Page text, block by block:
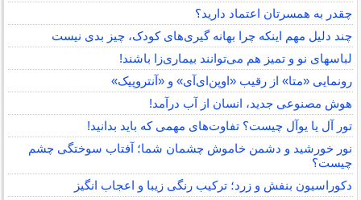
چقدر به همسرتان اعتماد دارید؟
چند دلیل مهم اینکه چرا بهانه گیری‌های کودک، چیز بدی نیست
لباس‎های نو و تمیز هم می‌توانند بیماری‌زا باشند!
رونمایی «متا» از رقیب «اوپن‌ای‌آی» و «آنتروپیک»
هوش مصنوعی جدید، انسان از آب درآمد!
تور آل یا یوآل چیست؟ تفاوت‌های مهمی که باید بدانید!
نور خورشید و دشمن خاموش چشمان شما؛ آفتاب سوختگی چشم
چیست؟
دکوراسیون بنفش و زرد؛ ترکیب رنگی زیبا و اعجاب انگیز